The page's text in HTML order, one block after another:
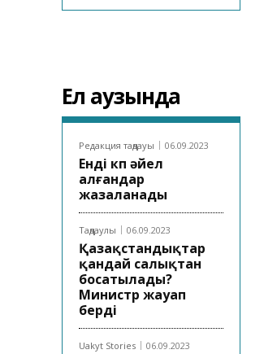
Ел аузында
Редакция таңдауы 06.09.2023
Енді көп әйел
алғандар
жазаланады
Таңдаулы 06.09.2023
Қазақстандықтар
қандай салықтан
босатылады?
Министр жауап
берді
Uakyt Stories 06.09.2023